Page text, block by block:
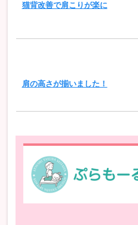
猫背改善で肩こりが楽に
肩の高さが揃いました！